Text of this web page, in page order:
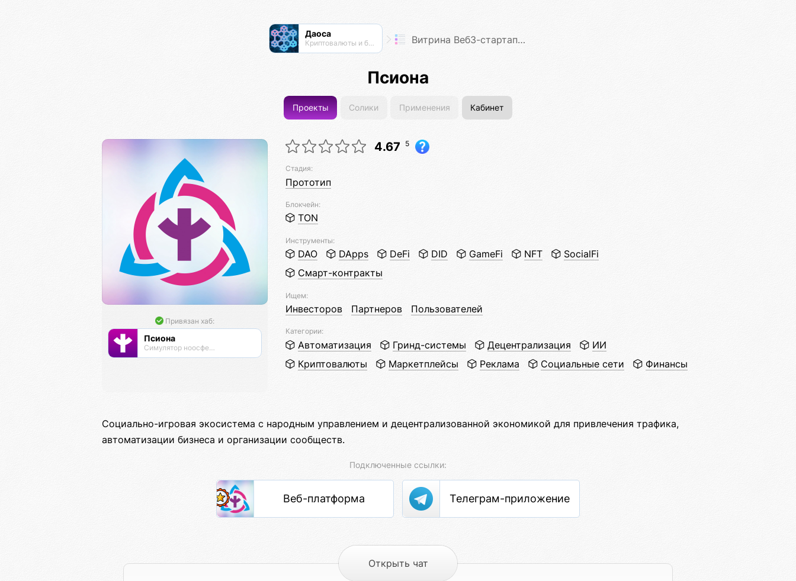
Даоса
Криптовалюты и блокчейны Витрина Веб3-стартапов
Псиона
Проекты Солики Применения Кабинет
Привязан хаб:
Псиона
4.67 5
Стадия:
Прототип
Блокчейн:
TON
Инструменты:
DAO DApps DeFi DID GameFi NFT
SocialFi
Смарт-контракты
Ищем:
Инвесторов Партнеров Пользователей
Категории:
Автоматизация Гринд-системы Децентрализация
ИИ
Криптовалюты
Маркетплейсы Реклама Социальные сети Финансы
Социально-игровая экосистема с народным управлением и децентрализованной экономикой для привлечения трафика,
автоматизации бизнеса и организации сообществ.
Подключенные ссылки:
Веб-платформа Телеграм-приложение
Открыть чат